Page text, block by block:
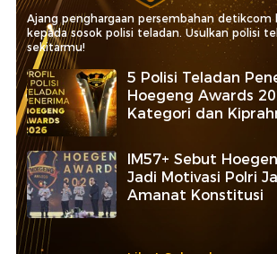
Ajang penghargaan persembahan detikcom
kepada sosok polisi teladan. Usulkan polisi
sekitarmu!
5 Polisi Teladan
Hoegeng Awards
Kategori dan
IM57+ Sebut
Jadi Motivasi Polri
Amanat Konstitusi